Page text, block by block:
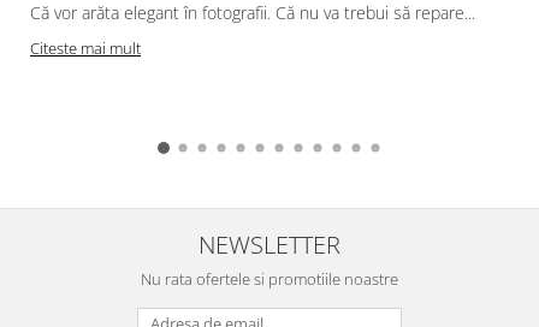
Că vor arăta elegant în fotografii. Că nu va trebui să repare...
Citeste mai mult
NEWSLETTER
Nu rata ofertele si promotiile noastre